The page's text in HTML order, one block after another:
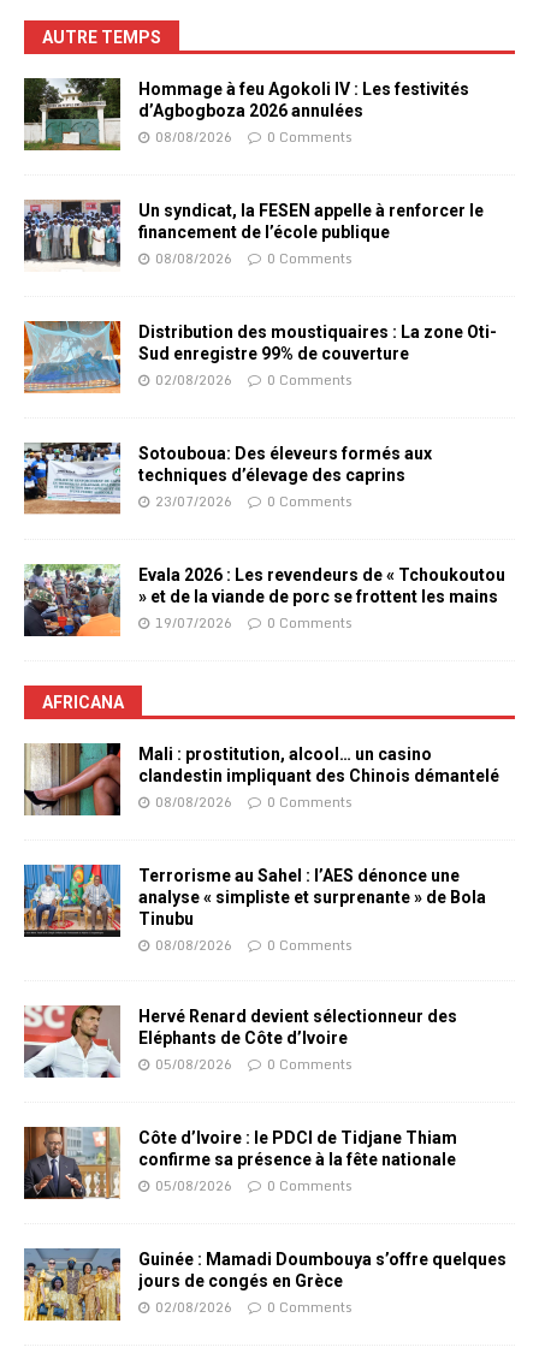
AUTRE TEMPS
Hommage à feu Agokoli IV : Les festivités
d’Agbogboza 2026 annulées
08/08/2026 0 Comments
Un syndicat, la FESEN appelle à renforcer le
financement de l’école publique
08/08/2026 0 Comments
Distribution des moustiquaires : La zone Oti-
Sud enregistre 99% de couverture
02/08/2026 0 Comments
Sotouboua: Des éleveurs formés aux
techniques d’élevage des caprins
23/07/2026 0 Comments
Evala 2026 : Les revendeurs de « Tchoukoutou
» et de la viande de porc se frottent les mains
19/07/2026 0 Comments
AFRICANA
Mali : prostitution, alcool… un casino
clandestin impliquant des Chinois démantelé
08/08/2026 0 Comments
Terrorisme au Sahel : l’AES dénonce une
analyse « simpliste et surprenante » de Bola
Tinubu
08/08/2026 0 Comments
Hervé Renard devient sélectionneur des
Eléphants de Côte d’Ivoire
05/08/2026 0 Comments
Côte d’Ivoire : le PDCI de Tidjane Thiam
confirme sa présence à la fête nationale
05/08/2026 0 Comments
Guinée : Mamadi Doumbouya s’offre quelques
jours de congés en Grèce
02/08/2026 0 Comments